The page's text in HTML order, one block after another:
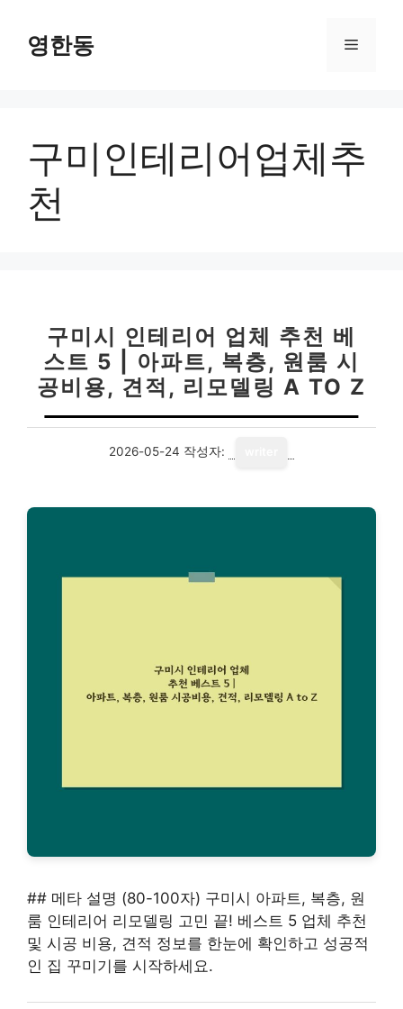
영한동 메
구미인테리어업체추
천
구미시 인테리어 업체 추천 베
스트 5 | 아파트, 복층, 원룸 시
공비용, 견적, 리모델링 A TO Z
2026-05-24 작성자:
## 메타 설명 (80-100자) 구미시 아파트, 복층, 원
룸 인테리어 리모델링 고민 끝! 베스트 5 업체 추천
및 시공 비용, 견적 정보를 한눈에 확인하고 성공적
인 집 꾸미기를 시작하세요.